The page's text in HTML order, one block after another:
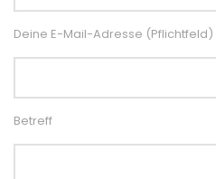
Deine E-Mail-Adresse (Pflichtfeld)
Betreff